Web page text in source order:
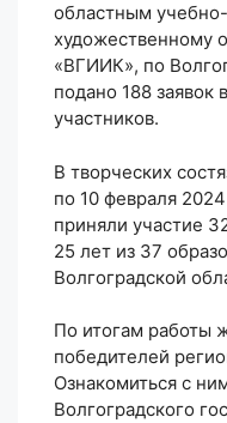
областным
художественному
«ВГИИК», по
подано 188 заявок
участников.
В творческих
по 10 февраля
приняли участие
25 лет из 37
Волгоградской
По итогам работы
победителей
Ознакомиться с
Волгоградского